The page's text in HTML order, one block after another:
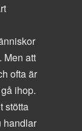
Men att
ofta är
ihop.
stötta
handlar